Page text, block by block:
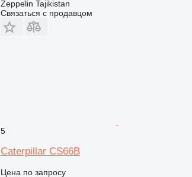
Zeppelin Tajikistan
Связаться с продавцом
5
Caterpillar CS66B
Цена по запросу